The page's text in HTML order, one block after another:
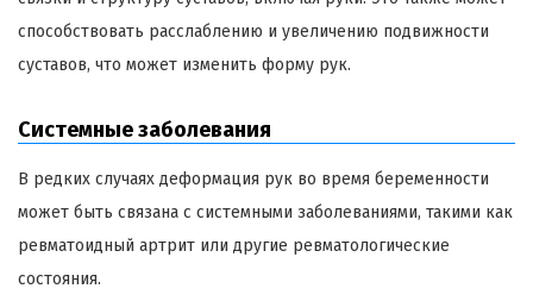
способствовать расслаблению и увеличению подвижности
суставов, что может изменить форму рук.
Системные заболевания
В редких случаях деформация рук во время беременности
может быть связана с системными заболеваниями, такими как
ревматоидный артрит или другие ревматологические
состояния.